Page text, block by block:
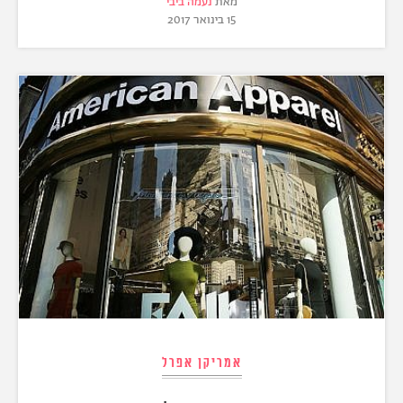
15 בינואר 2017
אמריקן אפרל